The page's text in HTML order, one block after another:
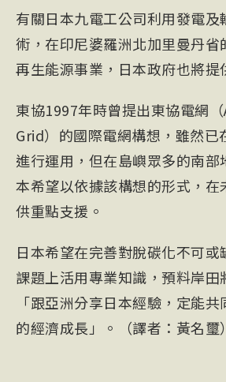
有關日本九電工公司利用發電及
術，在印尼婆羅洲北加里曼丹省
再生能源事業，日本政府也將提
東協1997年時曾提出東協電網
Grid）的國際電網構想，雖然已
進行運用，但在島嶼眾多的南部
本希望以依據該構想的形式，在
供重點支援。
日本希望在完善對脫碳化不可
課題上活用專業知識，預料岸田
「跟亞洲分享日本經驗，定能
的經濟成長」。（譯者：黃名璽